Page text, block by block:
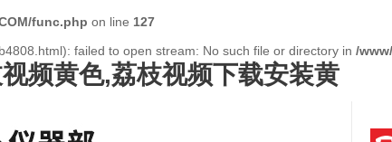
func.php on line 127
failed to open stream: No such file or directory in /
频黄色,荔枝视频下载安装黄